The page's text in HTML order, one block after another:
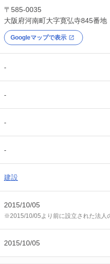
〒585-0035
大阪府河南町大字寛弘寺845番地
Googleマップで表示
-
-
-
-
建設
2015/10/05
※2015/10/05より前に設立された法人
2015/10/05